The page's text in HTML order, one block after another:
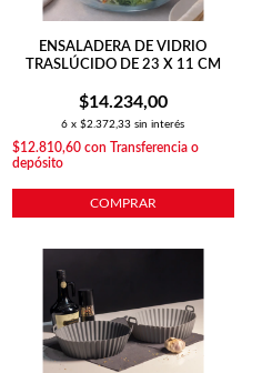
ENSALADERA DE VIDRIO
TRASLÚCIDO DE 23 X 11 CM
$14.234,00
6 x$2.372,33 sin interés
$12.810,60con Transferencia o
depósito
COMPRAR